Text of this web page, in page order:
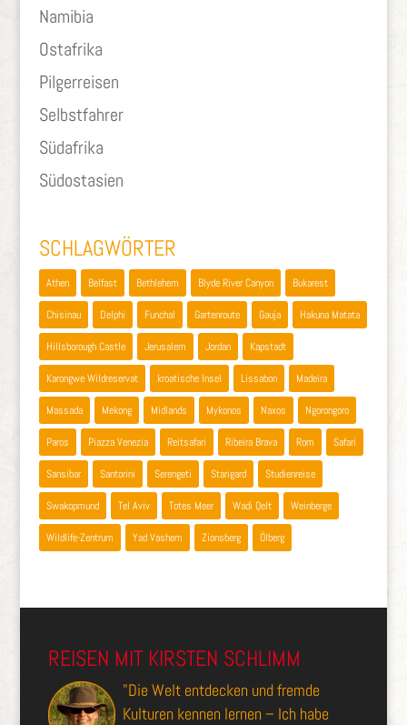
Namibia
Ostafrika
Pilgerreisen
Selbstfahrer
Südafrika
Südostasien
SCHLAGWÖRTER
Athen Belfast Bethlehem Blyde River Canyon Bukarest
Chisinau Delphi Funchal Gartenroute Gauja Hakuna Matata
Hillsborough Castle Jerusalem Jordan Kapstadt
Karongwe Wildreservat kroatische Insel Lissabon Madeira
Massada Mekong Midlands Mykonos Naxos Ngorongoro
Paros Piazza Venezia Reitsafari Ribeira Brava Rom Safari
Sansibar Santorini Serengeti Starigard Studienreise
Swakopmund Tel Aviv Totes Meer Wadi Qelt Weinberge
Wildlife-Zentrum Yad Vashem Zionsberg Ölberg
REISEN MIT KIRSTEN SCHLIMM
"Die Welt entdecken und fremde
Kulturen kennen lernen – Ich habe